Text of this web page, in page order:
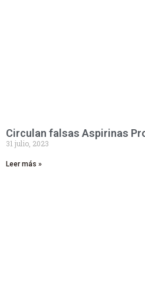
Circulan falsas Aspirinas
31 julio, 2023
Leer más »